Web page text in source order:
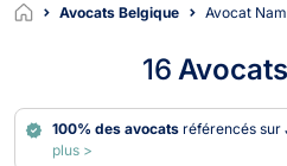
Avocats Belgique Avocat
16
100% des avocats référencés
plus >